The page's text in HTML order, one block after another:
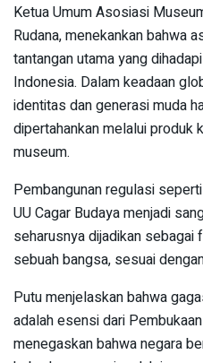
Ketua Umum Asosiasi
Rudana, menekankan bahwa
tantangan utama yang
Indonesia. Dalam keadaan
identitas dan generasi muda
dipertahankan melalui produk
museum.
Pembangunan regulasi
UU Cagar Budaya menjadi
seharusnya dijadikan sebagai
sebuah bangsa, sesuai
Putu menjelaskan bahwa
adalah esensi dari
menegaskan bahwa negara